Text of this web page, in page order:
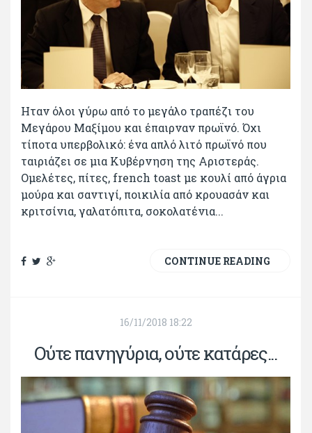
Ηταν όλοι γύρω από το μεγάλο τραπέζι του
Μεγάρου Μαξίμου και έπαιρναν πρωϊνό. Όχι
τίποτα υπερβολικό: ένα απλό λιτό πρωϊνό που
ταιριάζει σε μια Κυβέρνηση της Αριστεράς.
Ομελέτες, πίτες, french toast με κουλί από άγρια
μούρα και σαντιγί, ποικιλία από κρουασάν και
κριτσίνια, γαλατόπιτα, σοκολατένια...
CONTINUE READING
16/11/2018 18:22
Ούτε πανηγύρια, ούτε κατάρες...